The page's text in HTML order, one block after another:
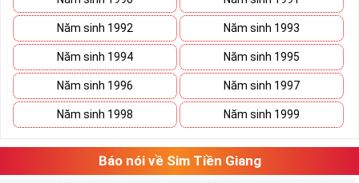
Năm sinh 1992 Năm sinh 1993
Năm sinh 1994 Năm sinh 1995
Năm sinh 1996 Năm sinh 1997
Năm sinh 1998 Năm sinh 1999
Báo nói về Sim Tiền Giang